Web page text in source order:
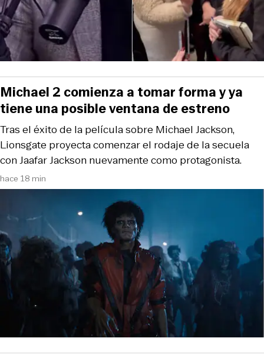
hace 18 min
Tras el éxito de la película sobre Michael Jackson,
Lionsgate proyecta comenzar el rodaje de la secuela
con Jaafar Jackson nuevamente como protagonista.
Michael 2 comienza a tomar forma y ya
tiene una posible ventana de estreno